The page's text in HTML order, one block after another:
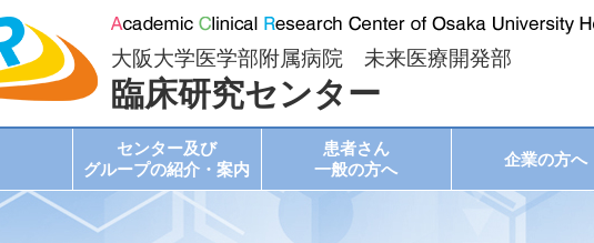
大阪大学医学部附属病院 未来医療開発部
臨床研究センター
センター及び
グループの紹介・案内
患者さん
一般の方へ
企業の方へ